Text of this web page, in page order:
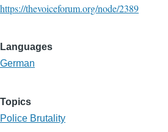
https://thevoiceforum.org/node/2389
Languages
German
Topics
Police Brutality